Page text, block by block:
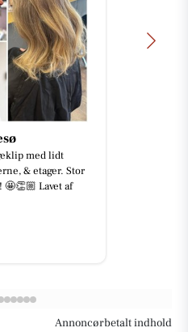
med lidt
& etager. Stor
Lavet af
Annoncørbetalt indhold